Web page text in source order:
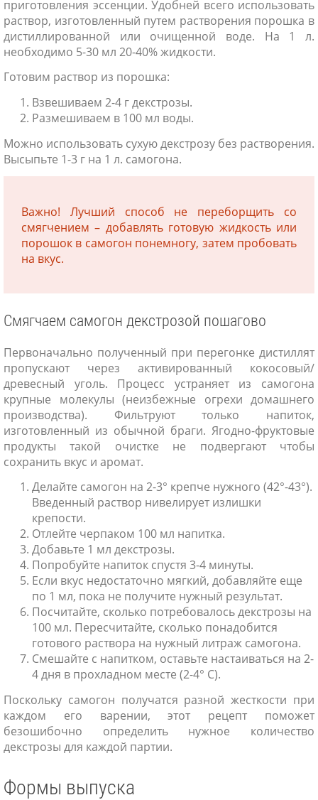
приготовления эссенции. Удобней всего использовать
раствор, изготовленный путем растворения порошка в
дистиллированной или очищенной воде. На 1 л.
необходимо 5-30 мл 20-40% жидкости.
Готовим раствор из порошка:
Взвешиваем 2-4 г декстрозы.
Размешиваем в 100 мл воды.
Можно использовать сухую декстрозу без растворения.
Высыпьте 1-3 г на 1 л. самогона.
Важно! Лучший способ не переборщить со
смягчением – добавлять готовую жидкость или
порошок в самогон понемногу, затем пробовать
на вкус.
Смягчаем самогон декстрозой пошагово
Первоначально полученный при перегонке дистиллят
пропускают через активированный кокосовый/
древесный уголь. Процесс устраняет из самогона
крупные молекулы (неизбежные огрехи домашнего
производства). Фильтруют только напиток,
изготовленный из обычной браги. Ягодно-фруктовые
продукты такой очистке не подвергают чтобы
сохранить вкус и аромат.
Делайте самогон на 2-3° крепче нужного (42°-43°).
Введенный раствор нивелирует излишки
крепости.
Отлейте черпаком 100 мл напитка.
Добавьте 1 мл декстрозы.
Попробуйте напиток спустя 3-4 минуты.
Если вкус недостаточно мягкий, добавляйте еще
по 1 мл, пока не получите нужный результат.
Посчитайте, сколько потребовалось декстрозы на
100 мл. Пересчитайте, сколько понадобится
готового раствора на нужный литраж самогона.
Смешайте с напитком, оставьте настаиваться на 2-
4 дня в прохладном месте (2-4° С).
Поскольку самогон получатся разной жесткости при
каждом его варении, этот рецепт поможет
безошибочно определить нужное количество
декстрозы для каждой партии.
Формы выпуска